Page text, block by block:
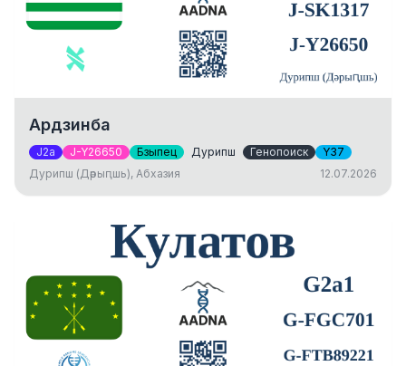
Ардзинба
J2a J-Y26650 Бзыпец Дурипш Генопоиск
Y37
Дурипш (Дәрыԥшь), Абхазия
12.07.2026